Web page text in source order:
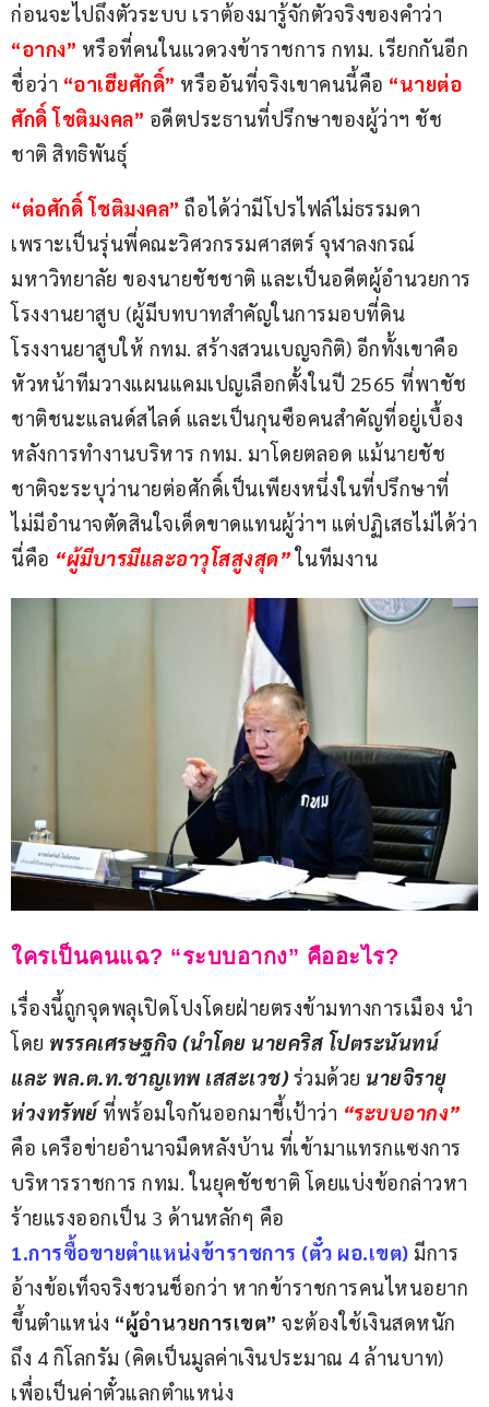
ก่อนจะไปถึงตัวระบบ เราต้องมารู้จักตัวจริงของคำว่า
“อากง” หรือที่คนในแวดวงข้าราชการ กทม. เรียกกันอีก
ชื่อว่า “อาเฮียศักดิ์” หรืออันที่จริงเขาคนนี้คือ “นายต่อ
ศักดิ์ โชติมงคล” อดีตประธานที่ปรึกษาของผู้ว่าฯ ชัช
ชาติ สิทธิพันธุ์
“ต่อศักดิ์ โชติมงคล” ถือได้ว่ามีโปรไฟล์ไม่ธรรมดา
เพราะเป็นรุ่นพี่คณะวิศวกรรมศาสตร์ จุฬาลงกรณ์
มหาวิทยาลัย ของนายชัชชาติ และเป็นอดีตผู้อำนวยการ
โรงงานยาสูบ (ผู้มีบทบาทสำคัญในการมอบที่ดิน
โรงงานยาสูบให้ กทม. สร้างสวนเบญจกิติ) อีกทั้งเขาคือ
หัวหน้าทีมวางแผนแคมเปญเลือกตั้งในปี 2565 ที่พาชัช
ชาติชนะแลนด์สไลด์ และเป็นกุนซือคนสำคัญที่อยู่เบื้อง
หลังการทำงานบริหาร กทม. มาโดยตลอด แม้นายชัช
ชาติจะระบุว่านายต่อศักดิ์เป็นเพียงหนึ่งในที่ปรึกษาที่
ไม่มีอำนาจตัดสินใจเด็ดขาดแทนผู้ว่าฯ แต่ปฏิเสธไม่ได้ว่า
นี่คือ “ผู้มีบารมีและอาวุโสสูงสุด” ในทีมงาน
ใครเป็นคนแฉ? “ระบบอากง” คืออะไร?
เรื่องนี้ถูกจุดพลุเปิดโปงโดยฝ่ายตรงข้ามทางการเมือง นำ
โดย พรรคเศรษฐกิจ (นำโดย นายคริส โปตระนันทน์
และ พล.ต.ท.ชาญเทพ เสสะเวช) ร่วมด้วย นายจิรายุ
ห่วงทรัพย์ ที่พร้อมใจกันออกมาชี้เป้าว่า “ระบบอากง”
คือ เครือข่ายอำนาจมืดหลังบ้าน ที่เข้ามาแทรกแซงการ
บริหารราชการ กทม. ในยุคชัชชาติ โดยแบ่งข้อกล่าวหา
ร้ายแรงออกเป็น 3 ด้านหลักๆ คือ
1.การซื้อขายตำแหน่งข้าราชการ (ตั๋ว ผอ.เขต) มีการ
อ้างข้อเท็จจริงชวนช็อกว่า หากข้าราชการคนไหนอยาก
ขึ้นตำแหน่ง “ผู้อำนวยการเขต” จะต้องใช้เงินสดหนัก
ถึง 4 กิโลกรัม (คิดเป็นมูลค่าเงินประมาณ 4 ล้านบาท)
เพื่อเป็นค่าตั๋วแลกตำแหน่ง